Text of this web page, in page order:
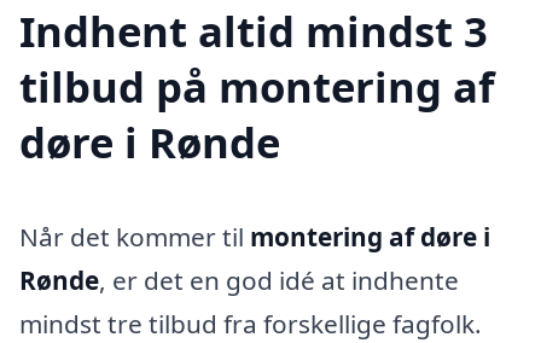
Indhent altid mindst 3
tilbud på montering af
døre i Rønde
Når det kommer til montering af døre i
Rønde, er det en god idé at indhente
mindst tre tilbud fra forskellige fagfolk.